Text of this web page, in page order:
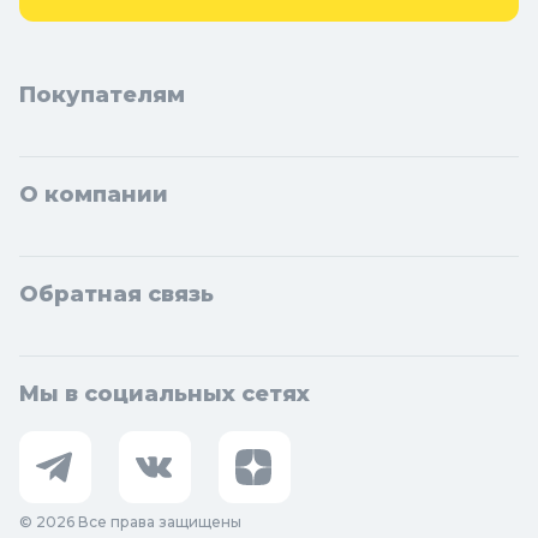
Покупателям
О компании
Обратная связь
Мы в социальных сетях
© 2026 Все права защищены